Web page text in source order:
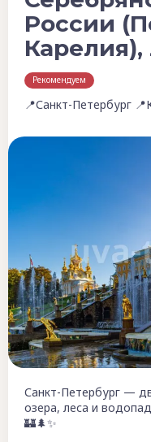
России
Карелия),
Рекомендуем
📍Санкт-Петербург
Санкт-Петербург —
озера, леса и
🏰🌲✨